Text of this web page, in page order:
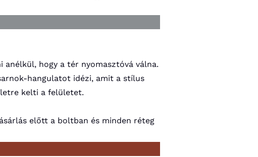
hogy a tér nyomasztóvá válna.
hangulatot idézi, amit a stílus
kelti a felületet.
előtt a boltban és minden réteg